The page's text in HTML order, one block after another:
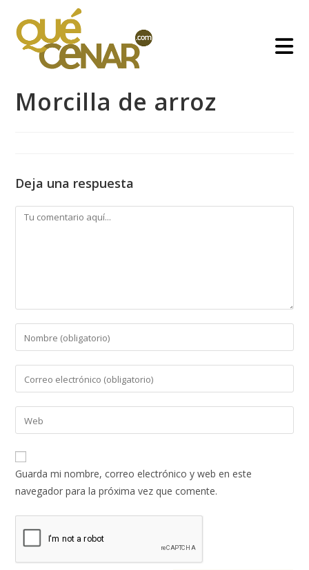
contenido
Morcilla de arroz
Deja una respuesta
Comentario
Introduce
tu
nombre
de
usuario
para
comentar
tu
dirección
de
electrónico
para
comentar
Introduce
la
URL
de
(opcional)
Guarda mi nombre, correo electrónico y web en este
navegador para la próxima vez que comente.